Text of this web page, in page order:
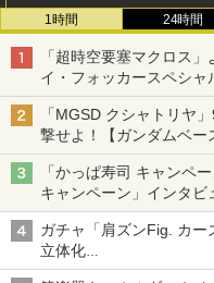
1時間 24時間
「超時空要塞マクロス
イ・フォッカースペシャ
「MGSD クシャトリヤ
撃せよ！【ガンダムベー
「かっぱ寿司 キャンペ
キャンペーン」インタビ
子どもが楽しめるかっぱ
追求
ガチャ「肩ズンFig. カー
立体化
ライトニング・マックィ